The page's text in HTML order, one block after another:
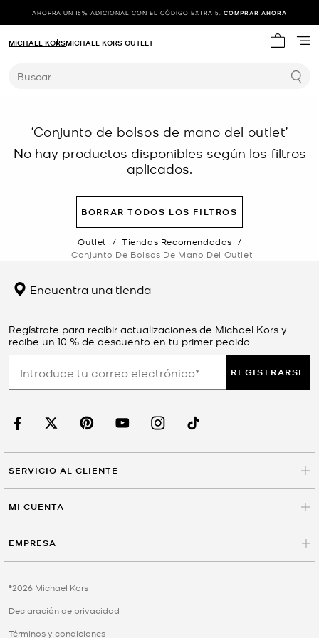
AHORRA UN 15% ADICIONAL CON EL CÓDIGO EXTRA15. COMPRAR AHORA
Mi
MICHAEL KORSMICHAEL KORS OUTLET
Buscar
‘Conjunto de bolsos de mano del outlet’
No hay productos disponibles según los filtros
aplicados.
BORRAR TODOS LOS FILTROS
Outlet / Tiendas Recomendadas /
Conjunto De Bolsos De Mano Del Outlet
Encuentra una tienda
Regístrate para recibir actualizaciones de Michael Kors y
recibe un 10 % de descuento en tu primer pedido.
REGISTRARSE
SERVICIO AL CLIENTE
MI CUENTA
EMPRESA
©2026 Michael Kors
Declaración de privacidad
Términos y condiciones